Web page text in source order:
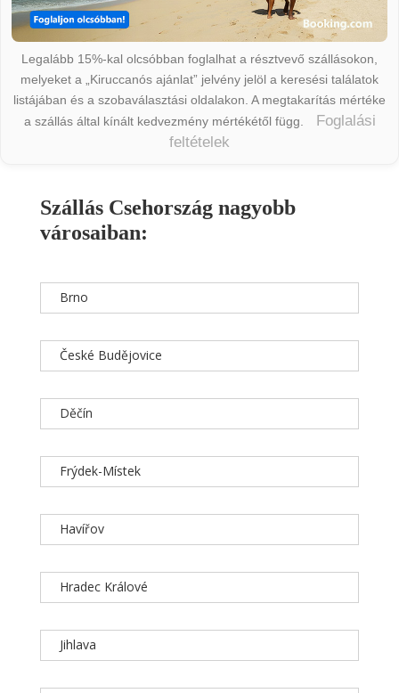
Legalább 15%-kal olcsóbban foglalhat a résztvevő szállásokon,
melyeket a „Kiruccanós ajánlat” jelvény jelöl a keresési találatok
listájában és a szobaválasztási oldalakon. A megtakarítás mértéke
a szállás által kínált kedvezmény mértékétől függ.
Foglalási
feltételek
Szállás Csehország nagyobb
városaiban:
Brno
České Budějovice
Děčín
Frýdek-Místek
Havířov
Hradec Králové
Jihlava